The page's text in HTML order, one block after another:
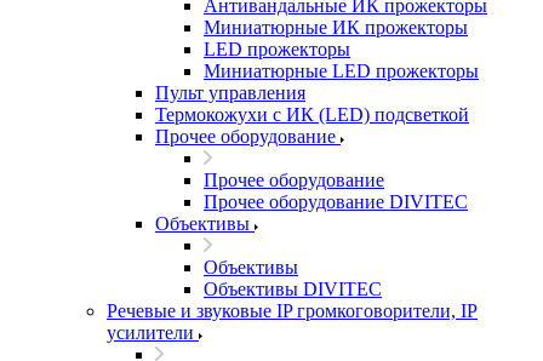
Антивандальные ИК прожекторы
Миниатюрные ИК прожекторы
LED прожекторы
Миниатюрные LED прожекторы
Пульт управления
Термокожухи с ИК (LED) подсветкой
Прочее оборудование
Прочее оборудование
Прочее оборудование DIVITEC
Объективы
Объективы
Объективы DIVITEC
Речевые и звуковые IP громкоговорители, IP
усилители